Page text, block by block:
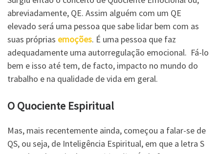
abreviadamente, QE. Assim alguém com um QE
elevado será uma pessoa que sabe lidar bem com as
suas próprias emoções. É uma pessoa que faz
adequadamente uma autorregulação emocional. Fá-lo
bem e isso até tem, de facto, impacto no mundo do
trabalho e na qualidade de vida em geral.
O Quociente Espiritual
Mas, mais recentemente ainda, começou a falar-se de
QS, ou seja, de Inteligência Espiritual, em que a letra S